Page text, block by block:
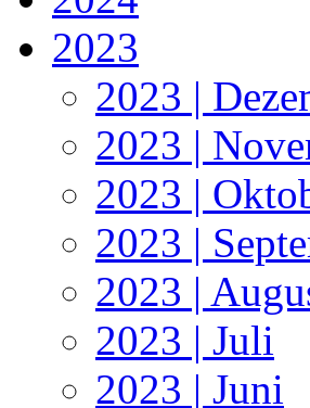
2023
2023 |
2023 |
2023 |
2023 |
2023 |
2023 | Juli
2023 | Juni